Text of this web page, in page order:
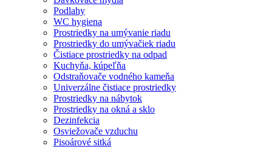
Podlahy
WC hygiena
Prostriedky na umývanie riadu
Prostriedky do umývačiek riadu
Čistiace prostriedky na odpad
Kuchyňa, kúpeľňa
Odstraňovače vodného kameňa
Univerzálne čistiace prostriedky
Prostriedky na nábytok
Prostriedky na okná a sklo
Dezinfekcia
Osviežovače vzduchu
Pisoárové sitká